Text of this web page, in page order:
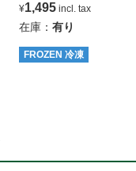
¥1,495incl. tax
在庫： 有り
FROZEN 冷凍